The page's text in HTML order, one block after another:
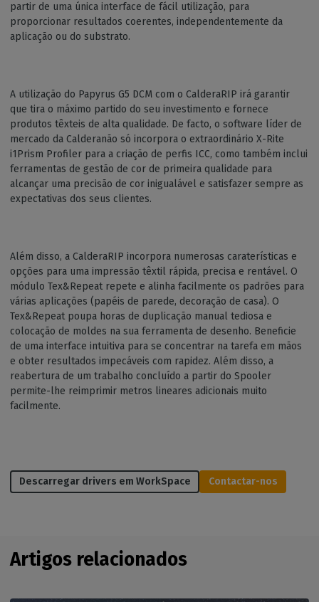
partir de uma única interface de fácil utilização, para
proporcionar resultados coerentes, independentemente da
aplicação ou do substrato.
A utilização do Papyrus G5 DCM com o CalderaRIP irá garantir
que tira o máximo partido do seu investimento e fornece
produtos têxteis de alta qualidade. De facto, o software líder de
mercado da Calderanão só incorpora o extraordinário X-Rite
i1Prism Profiler para a criação de perfis ICC, como também inclui
ferramentas de gestão de cor de primeira qualidade para
alcançar uma precisão de cor inigualável e satisfazer sempre as
expectativas dos seus clientes.
Além disso, a CalderaRIP incorpora numerosas caraterísticas e
opções para uma impressão têxtil rápida, precisa e rentável. O
módulo Tex&Repeat repete e alinha facilmente os padrões para
várias aplicações (papéis de parede, decoração de casa). O
Tex&Repeat poupa horas de duplicação manual tediosa e
colocação de moldes na sua ferramenta de desenho. Beneficie
de uma interface intuitiva para se concentrar na tarefa em mãos
e obter resultados impecáveis com rapidez. Além disso, a
reabertura de um trabalho concluído a partir do Spooler
permite-lhe reimprimir metros lineares adicionais muito
facilmente.
Descarregar drivers em WorkSpace Contactar-nos
Artigos relacionados